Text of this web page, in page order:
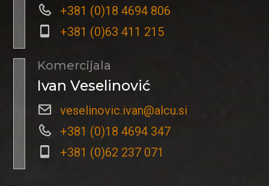
+381 (0)18 4694 806
+381 (0)63 411 215
Komercijala
Ivan Veselinović
veselinovic.ivan@alcu.si
+381 (0)18 4694 347
+381 (0)62 237 071